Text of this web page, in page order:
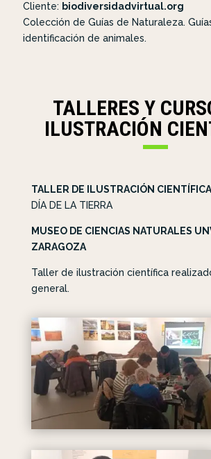
Cliente: biodiversidadvirtual.org
Colección de Guías de Naturaleza.
identificación de animales.
TALLERES Y
ILUSTRACIÓN
TALLER DE ILUSTRACIÓN
DÍA DE LA TIERRA
MUSEO DE CIENCIAS NATURALES
ZARAGOZA
Taller de ilustración científica
general.